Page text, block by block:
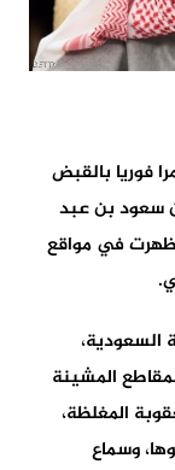
فوريا بالقبض
سعود بن عبد
ظهرت في مواقع
السعودية،
المشينة
المغلظة،
وسماع